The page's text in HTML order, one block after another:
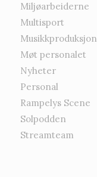
Miljøarbeiderne
Multisport
Musikkproduksjon
Møt personalet
Nyheter
Personal
Rampelys Scene
Solpodden
Streamteam